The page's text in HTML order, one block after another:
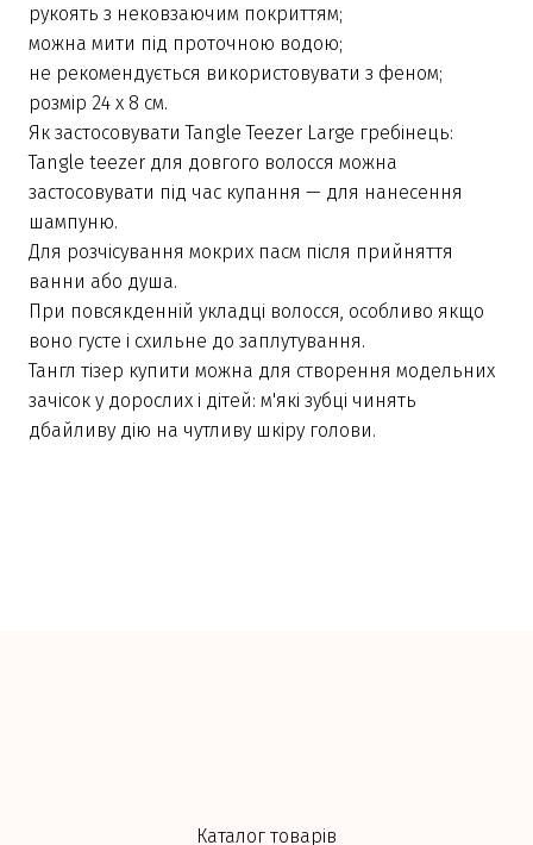
рукоять з нековзаючим покриттям;
можна мити під проточною водою;
не рекомендується використовувати з феном;
розмір 24 x 8 см.
Як застосовувати Tangle Teezer Large гребінець:
Tangle teezer для довгого волосся можна
застосовувати під час купання — для нанесення
шампуню.
Для розчісування мокрих пасм після прийняття
ванни або душа.
При повсякденній укладці волосся, особливо якщо
воно густе і схильне до заплутування.
Тангл тізер купити можна для створення модельних
зачісок у дорослих і дітей: м'які зубці чинять
дбайливу дію на чутливу шкіру голови.
Каталог товарів